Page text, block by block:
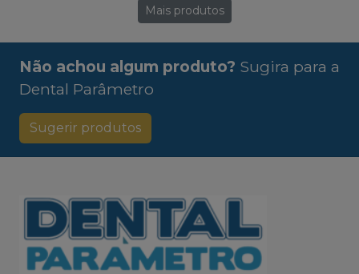
Mais produtos
Não achou algum produto? Sugira para a
Dental Parâmetro
Sugerir produtos